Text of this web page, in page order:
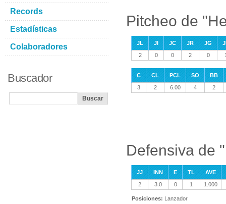
Pitcheo de
JL JI JC JR JG
2
0 0 2 0
C CL PCL SO
BB
3
2 6.00 4 2
Defensiva de
JJ INN E TL
AVE
2
3.0 0 1 1.000
Posiciones: Lanzador
Records
Estadísticas
Colaboradores
Buscador